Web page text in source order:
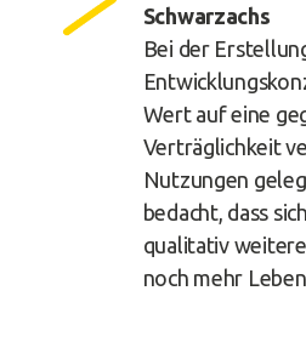
Schwarzachs
Bei der
Wert auf eine
Verträglichkeit
Nutzungen
bedacht, dass
qualitativ
noch mehr